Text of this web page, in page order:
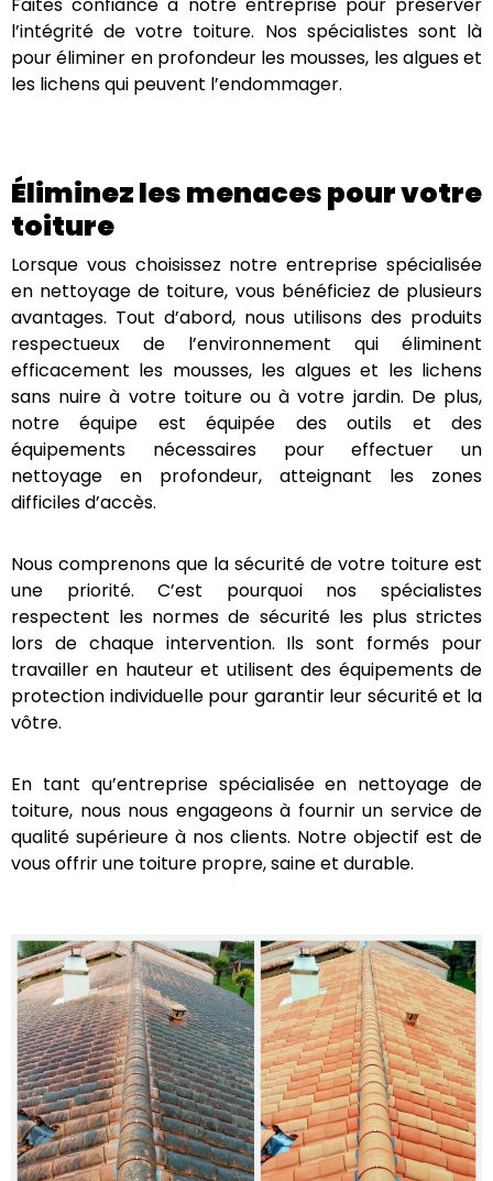
Faites confiance à notre entreprise pour préserver
l’intégrité de votre toiture. Nos spécialistes sont là
pour éliminer en profondeur les mousses, les algues
Éliminez les menaces pour
votre toiture
Lorsque vous choisissez notre entreprise spécialisée
en nettoyage de toiture, vous bénéficiez de plusieurs
avantages. Tout d’abord, nous utilisons des produits
respectueux de l’environnement qui éliminent
efficacement les mousses, les algues et les lichens
sans nuire à votre toiture ou à votre jardin. De plus,
notre équipe est équipée des outils et des
équipements nécessaires pour effectuer un
Nous comprenons que la sécurité de votre toiture
est une priorité. C’est pourquoi nos spécialistes
respectent les normes de sécurité les plus strictes
lors de chaque intervention. Ils sont formés pour
travailler en hauteur et utilisent des équipements de
En tant qu’entreprise spécialisée en nettoyage de
toiture, nous nous engageons à fournir un service de
qualité supérieure à nos clients. Notre objectif est de